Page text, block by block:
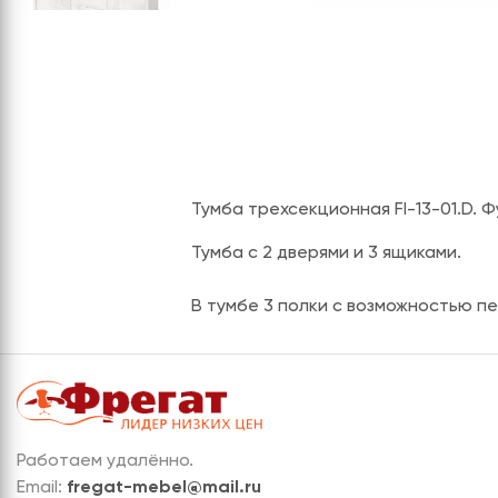
Тумба трехсекционная FI-13-01.D.
Тумба с 2 дверями и 3 ящиками.
В тумбе 3 полки с возможностью
Работаем удалённо.
Email: fregat-mebel@mail.ru